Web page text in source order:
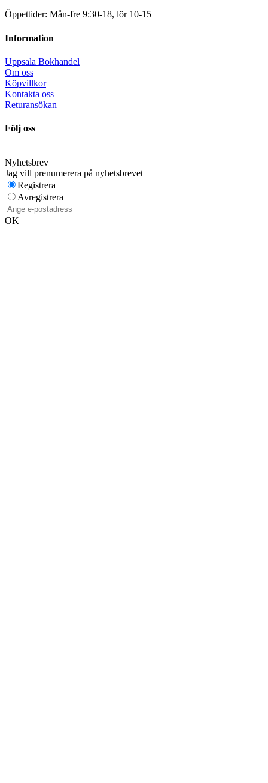
Öppettider: Mån-fre 9:30-18, lör 10-15
Information
Uppsala Bokhandel
Om oss
Köpvillkor
Kontakta oss
Returansökan
Följ oss
Nyhetsbrev
Jag vill prenumerera på nyhetsbrevet
Registrera
Avregistrera
OK